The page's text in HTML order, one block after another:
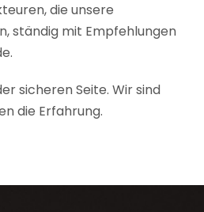
die unsere
ständig mit Empfehlungen
sicheren Seite. Wir sind
die Erfahrung.